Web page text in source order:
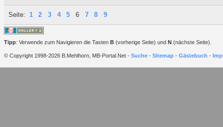
Seite: 1 2 3 4 5 6 7 8 9
Tipp: Verwende zum Navigieren die Tasten B (vorherige Seite) und N (nächste Seite).
© Copyright 1998-2026 B.Mehlhorn, MB-Portal.Net - Suche - Sitemap - Gästebuch -